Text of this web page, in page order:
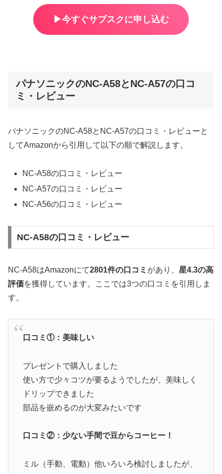
▶︎今すぐサブスクに申し込む
パナソニックのNC-A58とNC-A57の口コ
ミ・レビュー
パナソニックのNC-A58とNC-A57の口コミ・レビューと
してAmazonから引用して以下の順で解説します。
NC-A58の口コミ・レビュー
NC-A57の口コミ・レビュー
NC-A56の口コミ・レビュー
NC-A58の口コミ・レビュー
NC-A58はAmazonにて2801件の口コミ があり、 星4.3の高
評価を獲得しています。ここでは3つの口コミを引用しま
す。
口コミ①：美味しい
プレゼントで購入しました
使い方で少々コツが要るようでしたが、美味しく
ドリップできました
部品を嵌めるのが大変みたいです
口コミ②：少ない手間で豆からコーヒー！
ミル（手動、電動）他いろいろ検討しましたが、